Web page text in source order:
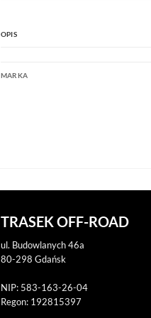
OPIS
MARKA
TRASEK OFF-ROAD
ul. Budowlanych 46a
80-298 Gdańsk
NIP: 583-163-26-04
Regon: 192815397